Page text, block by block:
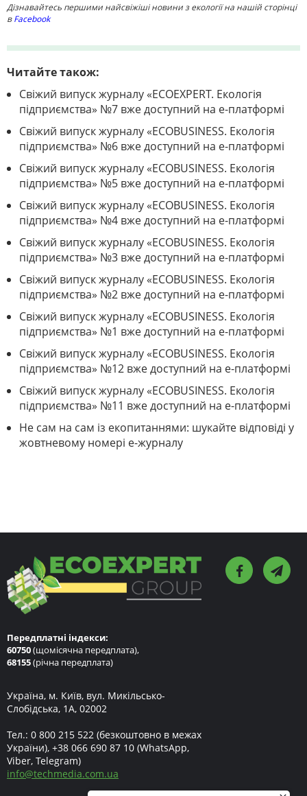
Дізнавайтесь першими найсвіжіші новини з екології на нашій сторінці
вFacebook
Читайте також:
Свіжий випуск журналу «ECOEXPERT. Екологія
підприємства» №7 вже доступний на е-платформі
Свіжий випуск журналу «ECOBUSINESS. Екологія
підприємства» №6 вже доступний на е-платформі
Свіжий випуск журналу «ECOBUSINESS. Екологія
підприємства» №5 вже доступний на е-платформі
Свіжий випуск журналу «ECOBUSINESS. Екологія
підприємства» №4 вже доступний на е-платформі
Свіжий випуск журналу «ECOBUSINESS. Екологія
підприємства» №3 вже доступний на е-платформі
Свіжий випуск журналу «ECOBUSINESS. Екологія
підприємства» №2 вже доступний на е-платформі
Свіжий випуск журналу «ECOBUSINESS. Екологія
підприємства» №1 вже доступний на е-платформі
Свіжий випуск журналу «ECOBUSINESS. Екологія
підприємства» №12 вже доступний на е-платформі
Свіжий випуск журналу «ECOBUSINESS. Екологія
підприємства» №11 вже доступний на е-платформі
Не сам на сам із екопитаннями: шукайте відповіді у
жовтневому номері е-журналу
Передплатні індекси:
60750(щомісячна передплата),
68155(річна передплата)
Україна, м. Київ, вул. Микільсько-
Слобідська, 1А, 02002
Тел.: 0 800 215 522 (безкоштовно в межах
України), +38 066 690 87 10 (WhatsApp,
Viber, Telegram)
info@techmedia.com.ua